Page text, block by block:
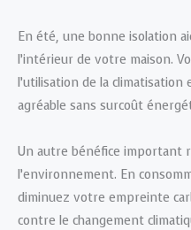
En été, une bonne isolation
l’intérieur de votre maison.
l’utilisation de la
agréable sans surcoût
Un autre bénéfice important
l’environnement. En
diminuez votre empreinte
contre le changement